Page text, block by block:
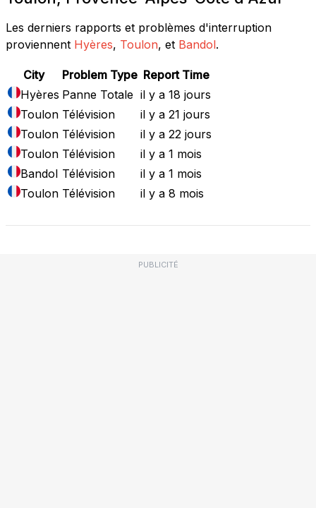
Les derniers rapports et problèmes d'interruption
proviennent Hyères, Toulon, et Bandol.
City Problem Type Report Time
Hyères Panne Totale il y a 18 jours
Toulon Télévision
il y a 21 jours
Toulon Télévision
il y a 22 jours
Toulon Télévision
il y a 1 mois
Bandol Télévision
il y a 1 mois
Toulon Télévision il y a 8 mois
PUBLICITÉ